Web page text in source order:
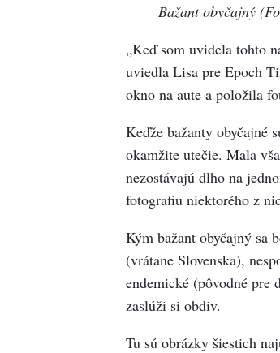
Bažant obyčajný
„Keď som uvidela tohto
uviedla Lisa pre Epoch
okno na aute a položila
Keďže bažanty obyčajné
okamžite utečie. Mala
nezostávajú dlho na
fotografiu niektorého z
Kým bažant obyčajný sa
(vrátane Slovenska),
endemické (pôvodné pre
zaslúži si obdiv.
Tu sú obrázky šiestich